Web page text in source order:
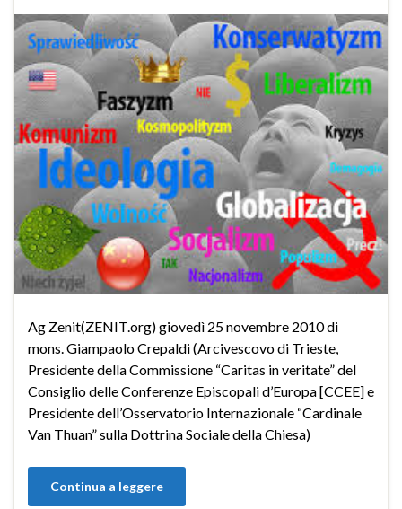
Ag Zenit(ZENIT.org) giovedì 25 novembre 2010 di
mons. Giampaolo Crepaldi (Arcivescovo di Trieste,
Presidente della Commissione “Caritas in veritate” del
Consiglio delle Conferenze Episcopali d’Europa [CCEE] e
Presidente dell’Osservatorio Internazionale “Cardinale
Van Thuan” sulla Dottrina Sociale della Chiesa)
Continua a leggere